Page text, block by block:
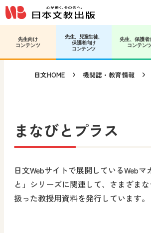
メインコンテンツへ移動
サブコンテンツへ移動
先生向け
コンテンツ
先生、児童生徒、
保護者向け
コンテンツ
先生、保護者
コンテン
日文HOME 機関誌・教育情報
まなびとプラス
日文Webサイトで展開しているWeb
と」シリーズに関連して、さまざま
扱った教授用資料を発行しています。